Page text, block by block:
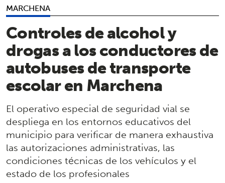
MARCHENA
Controles de alcohol y
drogas a los conductores de
autobuses de transporte
escolar en Marchena
El operativo especial de seguridad vial se
despliega en los entornos educativos del
municipio para verificar de manera exhaustiva
las autorizaciones administrativas, las
condiciones técnicas de los vehículos y el
estado de los profesionales